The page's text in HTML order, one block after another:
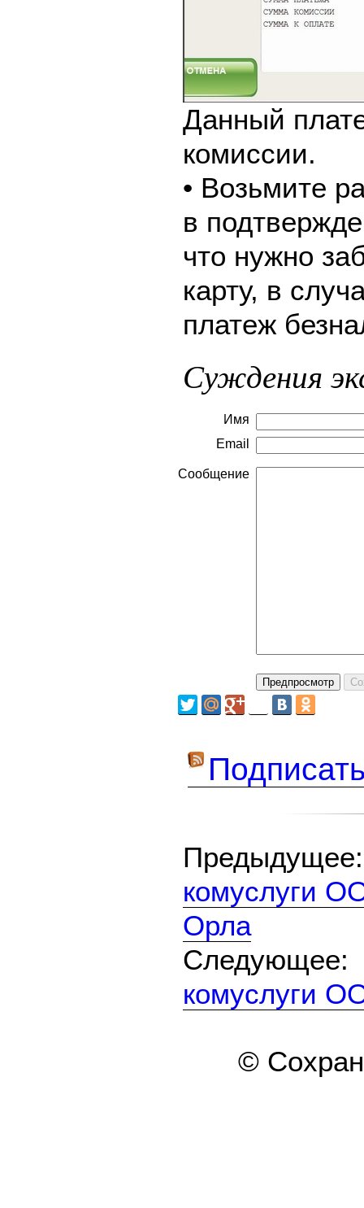
Данный
комиссии.
• Возьмите
в
что нужно
карту, в
платеж
Суждения
Имя
Email
Сообщение
комуслуги
Орла
комуслуги
©